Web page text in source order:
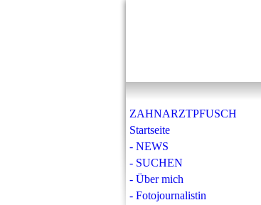
ZAHNARZTPFUSCH
Startseite
- NEWS
- SUCHEN
- Über mich
- Fotojournalistin